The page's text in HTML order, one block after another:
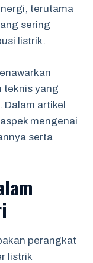
terutama
sering
listrik.
teknis yang
Dalam artikel
mengenai
serta
perangkat
listrik